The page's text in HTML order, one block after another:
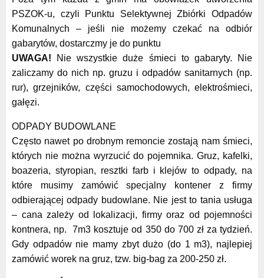
PSZOK-u, czyli Punktu Selektywnej Zbiórki Odpadów
Komunalnych – jeśli nie możemy czekać na odbiór
gabarytów, dostarczmy je do punktu
UWAGA! Nie wszystkie duże śmieci to gabaryty. Nie
zaliczamy do nich np. gruzu i odpadów sanitarnych (np.
rur), grzejników, części samochodowych, elektrośmieci,
gałęzi.
ODPADY BUDOWLANE
Często nawet po drobnym remoncie zostają nam śmieci,
których nie można wyrzucić do pojemnika. Gruz, kafelki,
boazeria, styropian, resztki farb i klejów to odpady, na
które musimy zamówić specjalny kontener z firmy
odbierającej odpady budowlane. Nie jest to tania usługa
– cana zależy od lokalizacji, firmy oraz od pojemności
kontnera, np. 7m3 kosztuje od 350 do 700 zł za tydzień.
Gdy odpadów nie mamy zbyt dużo (do 1 m3), najlepiej
zamówić worek na gruz, tzw. big-bag za 200-250 zł.